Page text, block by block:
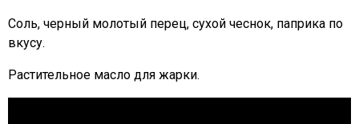
Соль, черный молотый перец, сухой чеснок, паприка по
вкусу.
Растительное масло для жарки.